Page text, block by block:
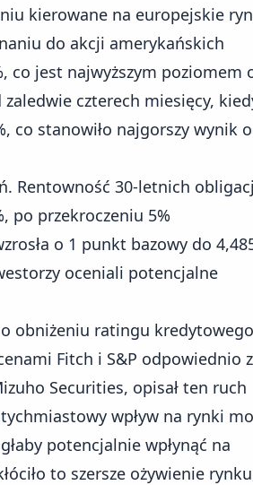
kierowane na europejskie
do akcji amerykańskich
co jest najwyższym poziomem
czterech miesięcy,
co stanowiło najgorszy wynik
Rentowność 30-letnich
po przekroczeniu 5%
o 1 punkt bazowy do
oceniali potencjalne
obniżeniu ratingu kredytowego
Fitch i S&P odpowiednio z
Securities, opisał ten ruch
wpływ na rynki
potencjalnie wpłynąć na
to szersze ożywienie